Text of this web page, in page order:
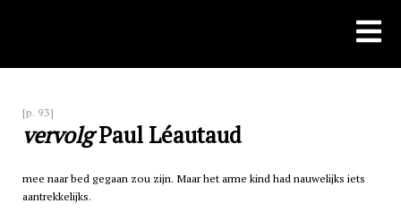
[p. 93]
vervolgPaul Léautaud
mee naar bed gegaan zou zijn. Maar het arme kind had nauwelijks iets
aantrekkelijks.